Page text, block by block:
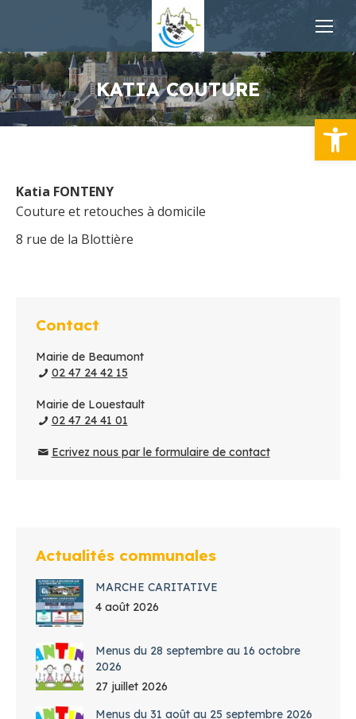
Ouvrir
KATIA COUTURE
Katia FONTENY
Couture et retouches à domicile
8 rue de la Blottière
Contact
Mairie de Beaumont
02 47 24 42 15
Mairie de Louestault
02 47 24 41 01
Ecrivez nous par le formulaire de contact
Actualités communales
MARCHE CARITATIVE
4 août 2026
Menus du 28 septembre au 16 octobre
2026
27 juillet 2026
Menus du 31 août au 25 septembre 2026